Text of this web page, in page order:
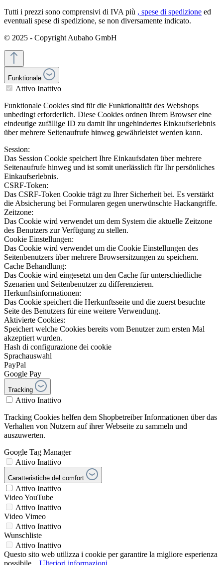
Tutti i prezzi sono comprensivi di IVA più , spese di spedizione ed
eventuali spese di spedizione, se non diversamente indicato.
© 2025 - Copyright Aubaho GmbH
Funktionale
Attivo Inattivo
Funktionale Cookies sind für die Funktionalität des Webshops
unbedingt erforderlich. Diese Cookies ordnen Ihrem Browser eine
eindeutige zufällige ID zu damit Ihr ungehindertes Einkaufserlebnis
über mehrere Seitenaufrufe hinweg gewährleistet werden kann.
Session:
Das Session Cookie speichert Ihre Einkaufsdaten über mehrere
Seitenaufrufe hinweg und ist somit unerlässlich für Ihr persönliches
Einkaufserlebnis.
CSRF-Token:
Das CSRF-Token Cookie trägt zu Ihrer Sicherheit bei. Es verstärkt
die Absicherung bei Formularen gegen unerwünschte Hackangriffe.
Zeitzone:
Das Cookie wird verwendet um dem System die aktuelle Zeitzone
des Benutzers zur Verfügung zu stellen.
Cookie Einstellungen:
Das Cookie wird verwendet um die Cookie Einstellungen des
Seitenbenutzers über mehrere Browsersitzungen zu speichern.
Cache Behandlung:
Das Cookie wird eingesetzt um den Cache für unterschiedliche
Szenarien und Seitenbenutzer zu differenzieren.
Herkunftsinformationen:
Das Cookie speichert die Herkunftsseite und die zuerst besuchte
Seite des Benutzers für eine weitere Verwendung.
Aktivierte Cookies:
Speichert welche Cookies bereits vom Benutzer zum ersten Mal
akzeptiert wurden.
Hash di configurazione dei cookie
Sprachauswahl
PayPal
Google Pay
Tracking
Attivo Inattivo
Tracking Cookies helfen dem Shopbetreiber Informationen über das
Verhalten von Nutzern auf ihrer Webseite zu sammeln und
auszuwerten.
Google Tag Manager
Attivo Inattivo
Caratteristiche del comfort
Attivo Inattivo
Video YouTube
Attivo Inattivo
Video Vimeo
Attivo Inattivo
Wunschliste
Attivo Inattivo
Questo sito web utilizza i cookie per garantire la migliore esperienza